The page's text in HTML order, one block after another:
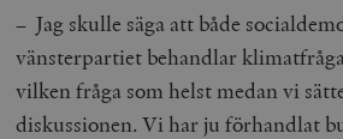
– Jag skulle säga att både
vänsterpartiet behandlar
vilken fråga som helst medan vi
diskussionen. Vi har ju förhandlat